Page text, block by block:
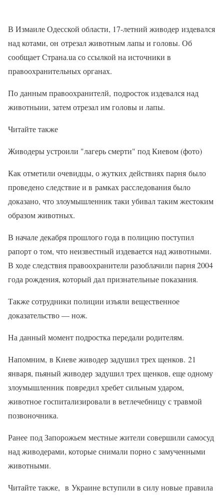
В Измаиле Одесской области, 17-летний живодер издевался
над котами, он отрезал животным лапы и головы. Об
сообщает Страна.ua со ссылкой на источники в
правоохранительных органах.
По данным правоохранителй, подросток издевался над
животныии, затем отрезал им головы и лапы.
Читайте также
Живодеры устроили "лагерь смерти" под Киевом (фото)
Как отметили очевидцы, о жутких действиях парня было
проведено следствие и в рамках расследования было
доказано, что злоумышленник таки убивал таким жестоким
образом животных.
В начале декабря прошлого года в полицию поступил
рапорт о том, что неизвестный издевается над животными.
В ходе следствия правоохранители разоблачили парня 2004
года рождения, который дал признательные показания.
Также сотрудники полиции изъяли вещественное
доказательство — нож.
На данный момент подростка передали родителям.
Напомним, в Киеве живодер задушил трех щенков. 21
января, пьяный живодер задушил трех щенков, еще одному
злоумышленник повредил хребет сильным ударом,
животное госпитализировали в ветлечебницу с травмой
позвоночника.
Ранее под Запорожьем местные жители совершили самосуд
над живодерами, которые снимали порно с замученными
животными.
Читайте также, в Украине вступили в силу новые правила